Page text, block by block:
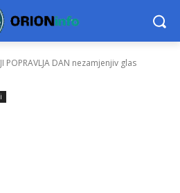
POPRAVLJA DAN nezamjenjiv glas